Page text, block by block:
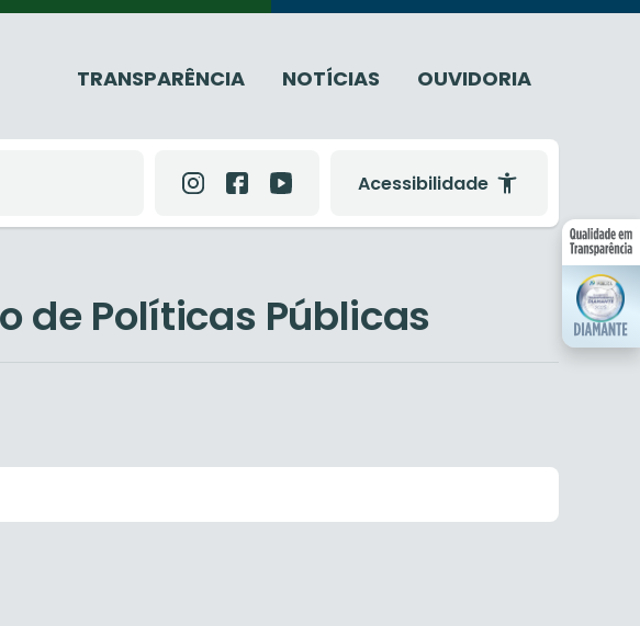
TRANSPARÊNCIA NOTÍCIAS OUVIDORIA
Acessibilidade
de Políticas Públicas